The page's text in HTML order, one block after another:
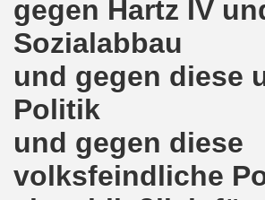
gegen Hartz IV
Sozialabbau
und gegen diese
Politik
und gegen diese
volksfeindliche
Bewegung am 14.10.2019 mit
protestiert und
auf der 16. bundesweiten
Herbstdemonstration am
am 03. Oktober 2019 in